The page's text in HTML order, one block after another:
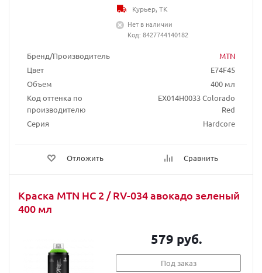
Бренд/Производитель
MTN
Цвет
E74F45
Объем
400 мл
Код оттенка по
производителю
EX014H0033 Colorado
Red
Серия
Hardcore
Отложить Сравнить
Курьер, ТК
Нет в наличии
Код: 8427744140182
Краска MTN HC 2 / RV-034 авокадо зеленый
400 мл
579 руб.
Под заказ